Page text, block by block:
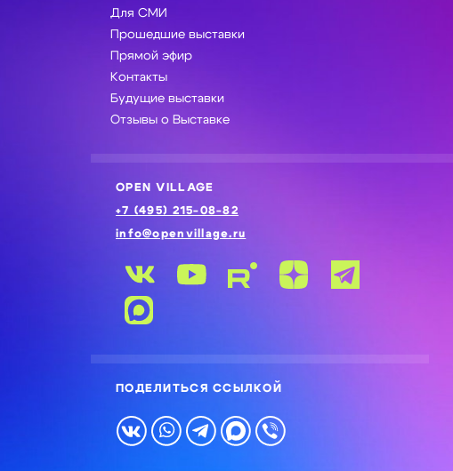
Для СМИ
Прошедшие выставки
Прямой эфир
Контакты
Будущие выставки
Отзывы о Выставке
OPEN VILLAGE
+7 (495) 215-08-82
info@openvillage.ru
ПОДЕЛИТЬСЯ ССЫЛКОЙ